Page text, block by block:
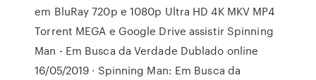
em BluRay 720p e 1080p Ultra HD 4K MKV MP4
Torrent MEGA e Google Drive assistir Spinning
Man - Em Busca da Verdade Dublado online
16/05/2019 · Spinning Man: Em Busca da